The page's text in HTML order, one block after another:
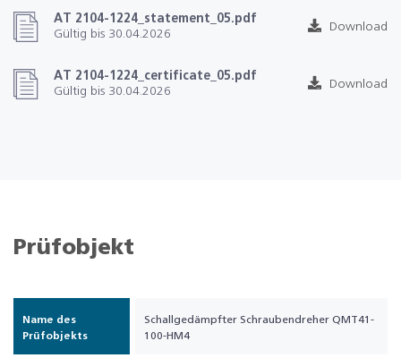
AT 2104-1224_statement_05.pdf
Gültig bis 30.04.2026
Download
AT 2104-1224_certificate_05.pdf
Gültig bis 30.04.2026
Download
Prüfobjekt
Name des
Prüfobjekts
Schallgedämpfter Schraubendreher QMT41-
100-HM4